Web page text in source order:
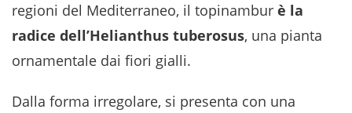
regioni del Mediterraneo, il topinambur è la
radice dell’Helianthus tuberosus, una pianta
ornamentale dai fiori gialli.
Dalla forma irregolare, si presenta con una